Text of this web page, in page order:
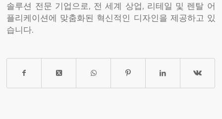
솔루션 전문 기업으로, 전 세계 상업, 리테일 및 렌탈 어
플리케이션에 맞춤화된 혁신적인 디자인을 제공하고 있
습니다.